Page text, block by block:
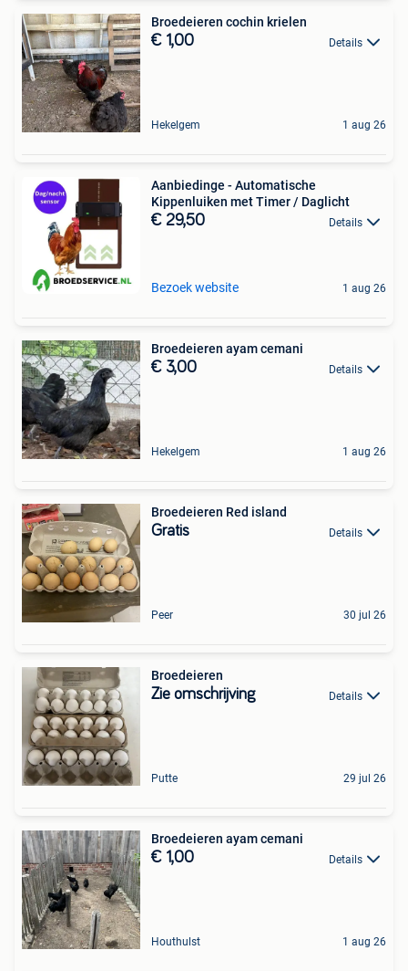
Broedeieren cochin krielen
€ 1,00 Details
Hekelgem 1 aug 26
Aanbiedinge - Automatische
Kippenluiken met Timer / Daglicht
€ 29,50 Details
Bezoek website 1 aug 26
Broedeieren ayam cemani
€ 3,00 Details
Hekelgem 1 aug 26
Broedeieren Red island
Gratis Details
Peer 30 jul 26
Broedeieren
Zie omschrijving Details
Putte 29 jul 26
Broedeieren ayam cemani
€ 1,00 Details
Houthulst 1 aug 26